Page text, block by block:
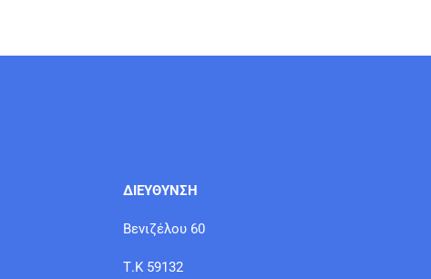
ΔΙΕΥΘΥΝΣΗ
Βενιζέλου 60
Τ.Κ 59132